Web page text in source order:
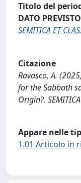
Titolo del
DATO
SEMITICA ET
Citazione
Ravasco, A.
for the Sabbath
Origin?.
Appare nelle
1.01 Articolo in